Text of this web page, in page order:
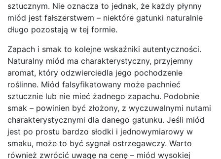
sztucznym. Nie oznacza to jednak, że każdy płynny
miód jest fałszerstwem – niektóre gatunki naturalnie
długo pozostają w tej formie.
Zapach i smak to kolejne wskaźniki autentyczności.
Naturalny miód ma charakterystyczny, przyjemny
aromat, który odzwierciedla jego pochodzenie
roślinne. Miód falsyfikatowany może pachnieć
sztucznie lub nie mieć żadnego zapachu. Podobnie
smak – powinien być złożony, z wyczuwalnymi nutami
charakterystycznymi dla danego gatunku. Jeśli miód
jest po prostu bardzo słodki i jednowymiarowy w
smaku, może to być sygnał ostrzegawczy. Warto
również zwrócić uwagę na cenę – miód wysokiej